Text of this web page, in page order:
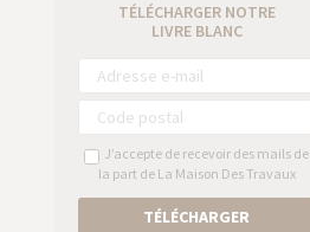
TÉLÉCHARGER NOTRE
LIVRE BLANC
J’accepte de recevoir des mails de
la part de La Maison Des Travaux
TÉLÉCHARGER